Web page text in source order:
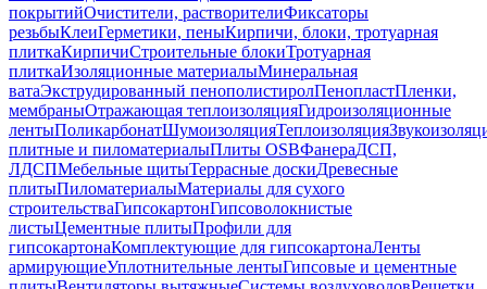
покрытийОчистители, растворителиФиксаторы
резьбыКлеиГерметики, пеныКирпичи, блоки, тротуарная
плиткаКирпичиСтроительные блокиТротуарная
плиткаИзоляционные материалыМинеральная
ватаЭкструдированный пенополистиролПенопластПленки,
мембраныОтражающая теплоизоляцияГидроизоляционные
лентыПоликарбонатШумоизоляцияТеплоизоляция
плитные и пиломатериалыПлиты OSBФанераДСП,
ЛДСПМебельные щитыТеррасные доскиДревесные
плитыПиломатериалыМатериалы для сухого
строительстваГипсокартонГипсоволокнистые
листыЦементные плитыПрофили для
гипсокартонаКомплектующие для гипсокартонаЛенты
армирующиеУплотнительные лентыГипсовые и цементные